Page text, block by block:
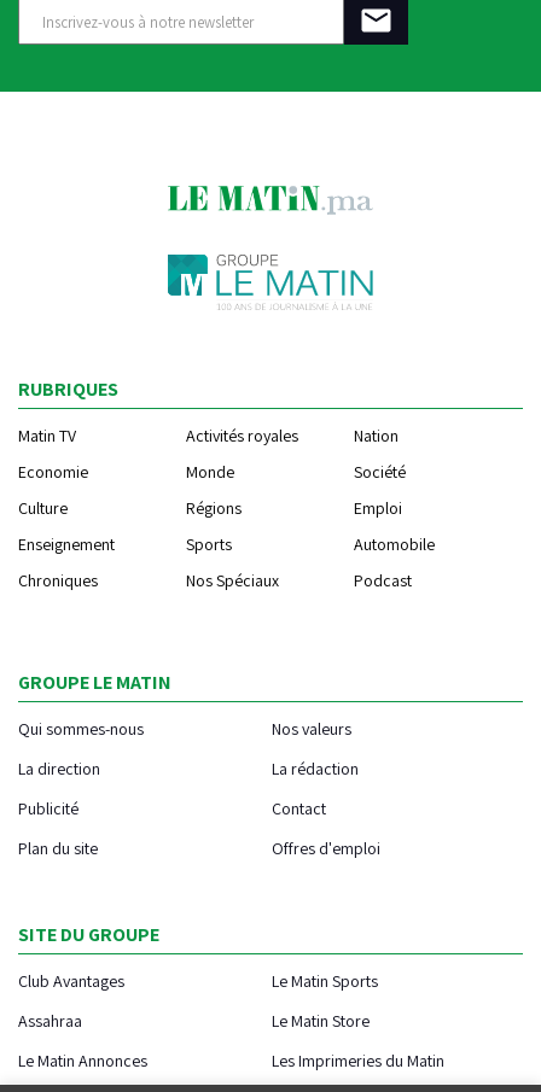
RUBRIQUES
Matin TV Activités royales
Nation
Economie
Monde
Société
Culture
Régions
Emploi
Enseignement
Sports
Automobile
Chroniques
Nos Spéciaux Podcast
GROUPE LE MATIN
Qui sommes-nous
Nos valeurs
La direction
La rédaction
Publicité
Contact
Plan du site
Offres d'emploi
SITE DU GROUPE
Club Avantages
Le Matin Sports
Assahraa
Le Matin Store
Le Matin Annonces
Les Imprimeries du Matin